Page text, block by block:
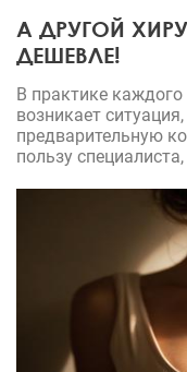
А ДРУГОЙ
ДЕШЕВЛЕ!
В практике каждого
возникает
предварительную
пользу